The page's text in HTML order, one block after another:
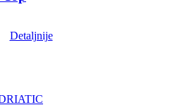
Detaljnije